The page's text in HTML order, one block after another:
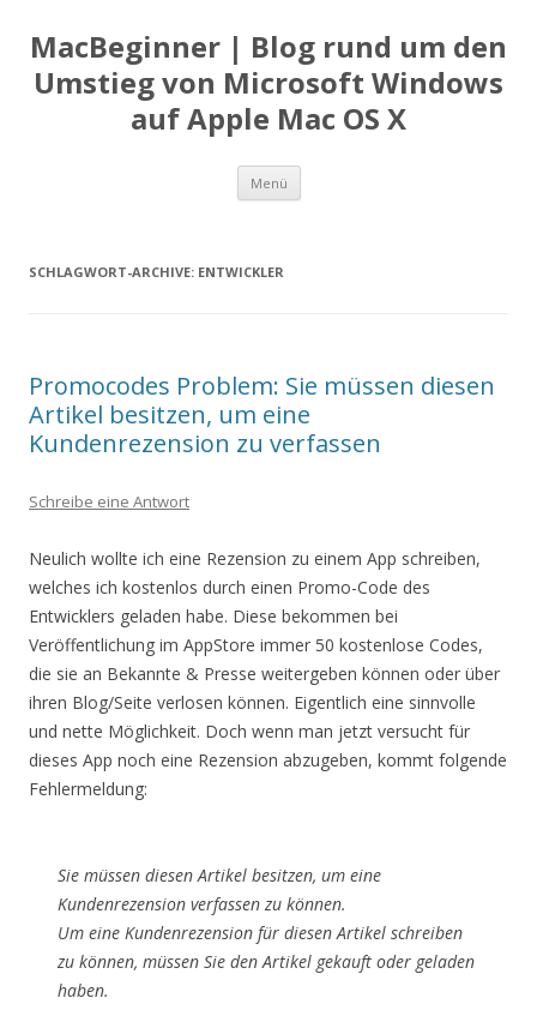
MacBeginner | Blog rund um den
Umstieg von Microsoft Windows
auf Apple Mac OS X
Menü Zum
springen
SCHLAGWORT-ARCHIVE: ENTWICKLER
Promocodes Problem: Sie müssen diesen
Artikel besitzen, um eine
Kundenrezension zu verfassen
Schreibe eine Antwort
Neulich wollte ich eine Rezension zu einem App schreiben,
welches ich kostenlos durch einen Promo-Code des
Entwicklers geladen habe. Diese bekommen bei
Veröffentlichung im AppStore immer 50 kostenlose Codes,
die sie an Bekannte & Presse weitergeben können oder über
ihren Blog/Seite verlosen können. Eigentlich eine sinnvolle
und nette Möglichkeit. Doch wenn man jetzt versucht für
dieses App noch eine Rezension abzugeben, kommt folgende
Fehlermeldung:
Sie müssen diesen Artikel besitzen, um eine
Kundenrezension verfassen zu können.
Um eine Kundenrezension für diesen Artikel schreiben
zu können, müssen Sie den Artikel gekauft oder geladen
haben.